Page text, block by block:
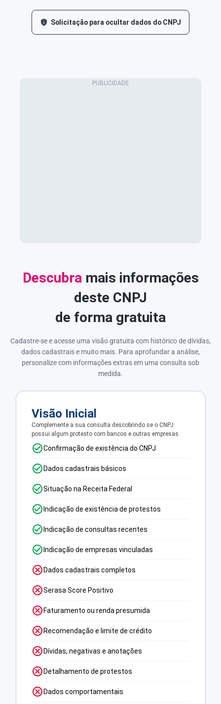
Solicitação para ocultar dados do CNPJ
Descubra mais informações
deste CNPJ
de forma gratuita
Cadastre-se e acesse uma visão gratuita com histórico de dívidas,
dados cadastrais e muito mais. Para aprofundar a análise,
personalize com informações extras em uma consulta sob
medida.
Visão Inicial
Complemente a sua consulta descobrindo se o CNPJ
possui algum protesto com bancos e outras empresas.
Confirmação de existência do CNPJ
Dados cadastrais básicos
Situação na Receita Federal
Indicação de existência de protestos
Indicação de consultas recentes
Indicação de empresas vinculadas
Dados cadastrais completos
Serasa Score Positivo
Faturamento ou renda presumida
Recomendação e limite de crédito
Dívidas, negativas e anotações
Detalhamento de protestos
Dados comportamentais